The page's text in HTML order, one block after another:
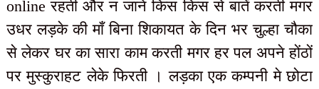
online रहती और न जाने किस किस से बातें करती मगर
उधर लड़के की माँ बिना शिकायत के दिन भर चुल्हा चौका
से लेकर घर का सारा काम करती मगर हर पल अपने होंठों
पर मुस्कुराहट लेके फिरती । लड़का एक कम्पनी मे छोटा